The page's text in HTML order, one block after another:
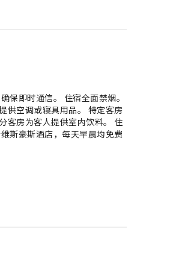
保即时通信。 住宿全面禁烟。
供空调或寝具用品。 特定客房
客房为客人提供室内饮料。 住
斯豪斯酒店，每天早晨均免费